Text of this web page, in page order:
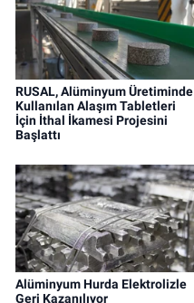
RUSAL, Alüminyum Üretiminde
Kullanılan Alaşım Tabletleri
İçin İthal İkamesi Projesini
Başlattı
Alüminyum Hurda Elektrolizle
Geri Kazanılıyor